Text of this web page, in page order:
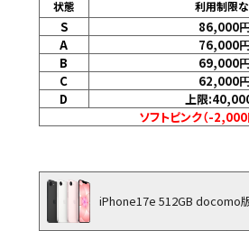
状態 利用制限
S 86,000
A
76,000
B
69,000
C
62,000
D
上限
ソフトピンク（-2,000
iPhone17e 512GB docomo